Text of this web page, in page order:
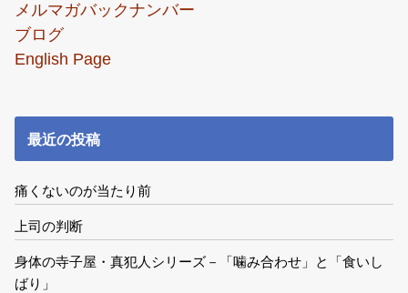
メルマガバックナンバー
ブログ
English Page
最近の投稿
痛くないのが当たり前
上司の判断
身体の寺子屋・真犯人シリーズ－「噛み合わせ」と「食いし
ばり」